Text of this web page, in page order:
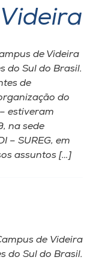
de Videira
do Sul do Brasil.
de
do
estiveram
na sede
– SUREG, em
assuntos […]
de Videira
do Sul do Brasil.